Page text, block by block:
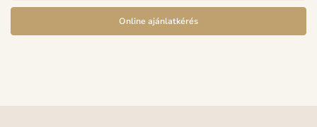
Online ajánlatkérés